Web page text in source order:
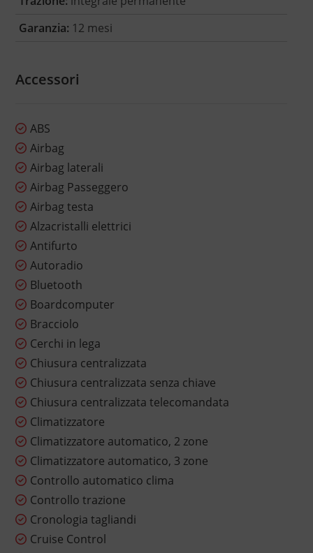
Garanzia: 12 mesi
Accessori
ABS
Airbag
Airbag laterali
Airbag Passeggero
Airbag testa
Alzacristalli elettrici
Antifurto
Autoradio
Bluetooth
Boardcomputer
Bracciolo
Cerchi in lega
Chiusura centralizzata
Chiusura centralizzata senza chiave
Chiusura centralizzata telecomandata
Climatizzatore
Climatizzatore automatico, 2 zone
Climatizzatore automatico, 3 zone
Controllo automatico clima
Controllo trazione
Cronologia tagliandi
Cruise Control